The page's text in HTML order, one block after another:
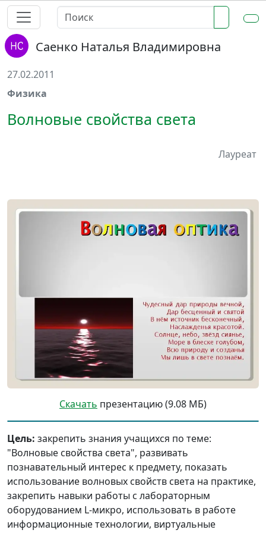
Саенко Наталья Владимировна
27.02.2011
Физика
Волновые свойства света
Лауреат
Скачать презентацию (9.08 МБ)
Цель: закрепить знания учащихся по теме:
"Волновые свойства света", развивать
познавательный интерес к предмету, показать
использование волновых свойств света на практике,
закрепить навыки работы с лабораторным
оборудованием L-микро, использовать в работе
информационные технологии, виртуальные